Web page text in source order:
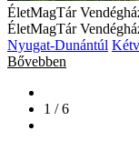
ÉletMagTár
ÉletMagTár
Nyugat-Dunántúl
Bővebben
1 / 6